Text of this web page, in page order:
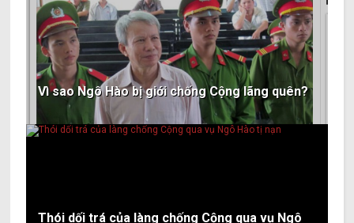
Vì sao Ngô Hào bị giới chống Cộng lãng quên?
Thói dối trá của làng chống Cộng qua vụ Ngô